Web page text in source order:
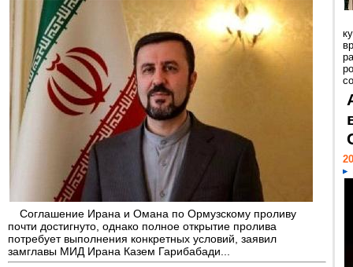
Соглашение Ирана и Омана по Ормузскому проливу
почти достигнуто, однако полное открытие пролива
потребует выполнения конкретных условий, заявил
замглавы МИД Ирана Казем Гарибабади...